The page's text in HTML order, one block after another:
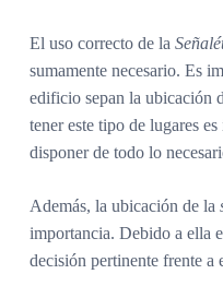
El uso correcto de la
sumamente necesario. Es
edificio sepan la ubicación
tener este tipo de lugares
disponer de todo lo
Además, la ubicación de la
importancia. Debido a ella
decisión pertinente frente a